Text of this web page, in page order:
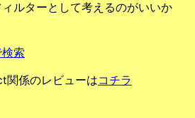
ルターとして考えるのがいいか
索
関係のレビューはコチラ